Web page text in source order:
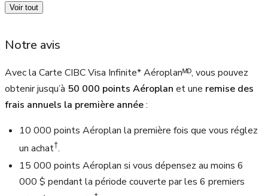
Voir tout
Notre avis
Avec la Carte CIBC Visa Infinite* Aéroplanᴹᴰ, vous pouvez
obtenir jusqu’à 50 000 points Aéroplan et une remise des
frais annuels la première année:
10 000 points Aéroplan la première fois que vous réglez
un achat†.
15 000 points Aéroplan si vous dépensez au moins 6
000 $ pendant la période couverte par les 6 premiers